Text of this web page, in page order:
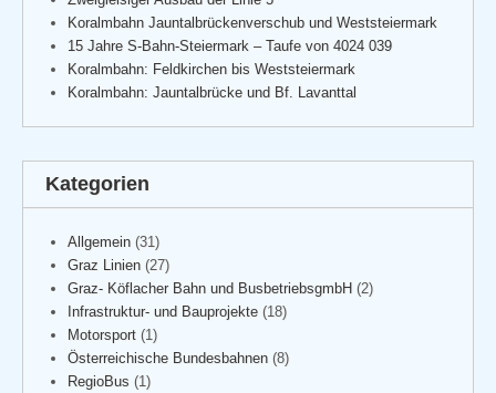
Koralmbahn Jauntalbrückenverschub und Weststeiermark
15 Jahre S-Bahn-Steiermark – Taufe von 4024 039
Koralmbahn: Feldkirchen bis Weststeiermark
Koralmbahn: Jauntalbrücke und Bf. Lavanttal
Kategorien
Allgemein (31)
Graz Linien (27)
Graz- Köflacher Bahn und BusbetriebsgmbH (2)
Infrastruktur- und Bauprojekte (18)
Motorsport (1)
Österreichische Bundesbahnen (8)
RegioBus (1)